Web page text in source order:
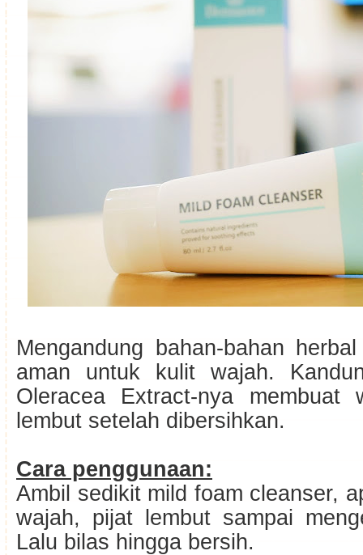
Mengandung bahan-bahan
aman untuk kulit wajah.
Oleracea Extract-nya membuat
lembut setelah dibersihkan.
Cara penggunaan:
Ambil sedikit mild foam cleanser,
wajah, pijat lembut sampai
Lalu bilas hingga bersih.